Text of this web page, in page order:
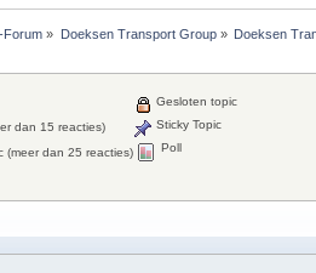
Forum » Doeksen Transport Group» Doeksen
dan 15 reacties)
(meer dan 25 reacties)
Gesloten topic
Sticky Topic
Poll